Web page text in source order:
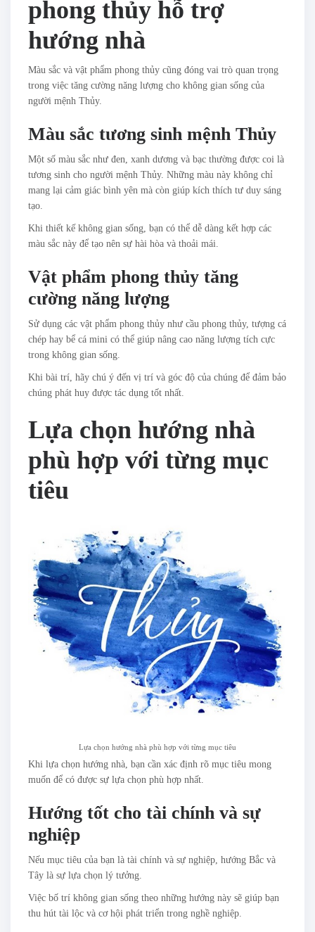
phong thủy hỗ trợ
hướng nhà
Màu sắc và vật phẩm phong thủy cũng đóng vai trò quan trọng
trong việc tăng cường năng lượng cho không gian sống của
người mệnh Thủy.
Màu sắc tương sinh mệnh Thủy
Một số màu sắc như đen, xanh dương và bạc thường được coi là
tương sinh cho người mệnh Thủy. Những màu này không chỉ
mang lại cảm giác bình yên mà còn giúp kích thích tư duy sáng
tạo.
Khi thiết kế không gian sống, bạn có thể dễ dàng kết hợp các
màu sắc này để tạo nên sự hài hòa và thoải mái.
Vật phẩm phong thủy tăng
cường năng lượng
Sử dụng các vật phẩm phong thủy như cầu phong thủy, tượng cá
chép hay bể cá mini có thể giúp nâng cao năng lượng tích cực
trong không gian sống.
Khi bài trí, hãy chú ý đến vị trí và góc độ của chúng để đảm bảo
chúng phát huy được tác dụng tốt nhất.
Lựa chọn hướng nhà
phù hợp với từng mục
tiêu
Lựa chọn hướng nhà phù hợp với từng mục tiêu
Khi lựa chọn hướng nhà, bạn cần xác định rõ mục tiêu mong
muốn để có được sự lựa chọn phù hợp nhất.
Hướng tốt cho tài chính và sự
nghiệp
Nếu mục tiêu của bạn là tài chính và sự nghiệp, hướng Bắc và
Tây là sự lựa chọn lý tưởng.
Việc bố trí không gian sống theo những hướng này sẽ giúp bạn
thu hút tài lộc và cơ hội phát triển trong nghề nghiệp.